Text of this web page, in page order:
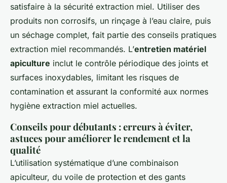
satisfaire à la sécurité extraction miel. Utiliser des
produits non corrosifs, un rinçage à l’eau claire, puis
un séchage complet, fait partie des conseils pratiques
extraction miel recommandés. L’entretien matériel
apiculture inclut le contrôle périodique des joints et
surfaces inoxydables, limitant les risques de
contamination et assurant la conformité aux normes
hygiène extraction miel actuelles.
Conseils pour débutants : erreurs à éviter,
astuces pour améliorer le rendement et la
qualité
L’utilisation systématique d’une combinaison
apiculteur, du voile de protection et des gants